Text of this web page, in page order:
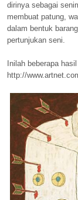
dirinya sebagai
membuat patung,
dalam bentuk
pertunjukan seni.
Inilah beberapa
http://
blog ini